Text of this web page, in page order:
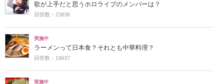
歌が上手だと思うホロライブのメンバーは？
回答数：23836
実施中
ラーメンって日本食？それとも中華料理？
回答数：19637
実施中